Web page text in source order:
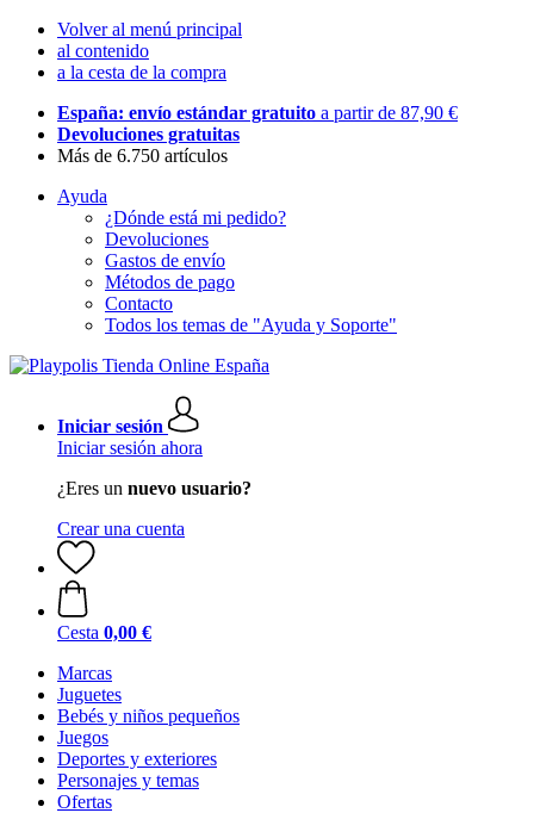
Volver al menú principal
al contenido
a la cesta de la compra
España: envío estándar gratuito a partir de 87,90 €
Devoluciones gratuitas
Más de 6.750 artículos
Ayuda
¿Dónde está mi pedido?
Devoluciones
Gastos de envío
Métodos de pago
Contacto
Todos los temas de "Ayuda y Soporte"
Iniciar sesión
Iniciar sesión ahora
¿Eres un nuevo usuario?
Crear una cuenta
Cesta 0,00 €
Marcas
Juguetes
Bebés y niños pequeños
Juegos
Deportes y exteriores
Personajes y temas
Ofertas